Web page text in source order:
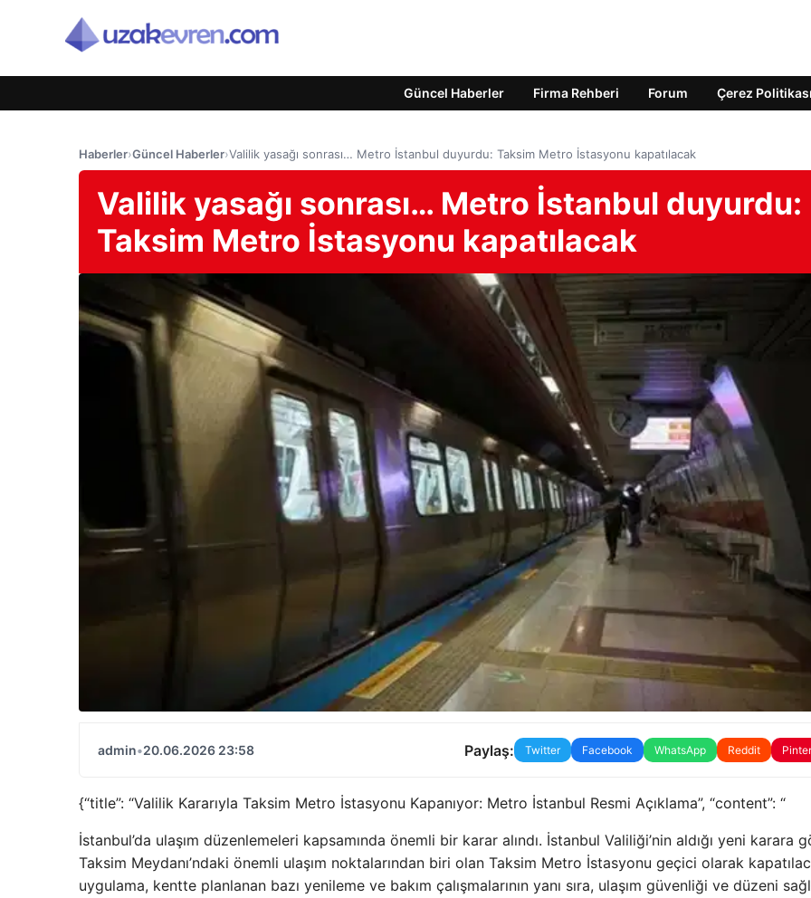
Güncel Haberler Firma Rehberi Forum Çerez Politikası
Haberler›Güncel Haberler›Valilik yasağı sonrası… Metro İstanbul duyurdu: Taksim Metro İstasyonu kapatılacak
Valilik yasağı sonrası… Metro İstanbul duyurdu:
Taksim Metro İstasyonu kapatılacak
admin•20.06.2026 23:58 Paylaş: Twitter Facebook WhatsApp Reddit
{“title”: “Valilik Kararıyla Taksim Metro İstasyonu Kapanıyor: Metro İstanbul Resmi Açıklama”, “content”: “
İstanbul’da ulaşım düzenlemeleri kapsamında önemli bir karar alındı. İstanbul Valiliği’nin aldığı yeni karara
Taksim Meydanı’ndaki önemli ulaşım noktalarından biri olan Taksim Metro İstasyonu geçici olarak
uygulama, kentte planlanan bazı yenileme ve bakım çalışmalarının yanı sıra, ulaşım güvenliği ve düzeni